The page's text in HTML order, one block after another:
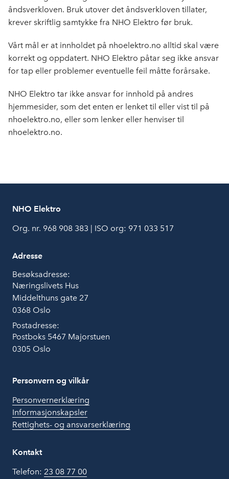
b
o
k
e
d
n
s
åndsverkloven. Bruk utover det åndsverkloven tillater,
krever skriftlig samtykke fra NHO Elektro før bruk.
Vårt mål er at innholdet på nhoelektro.no alltid skal være
korrekt og oppdatert. NHO Elektro påtar seg ikke ansvar
for tap eller problemer eventuelle feil måtte forårsake.
NHO Elektro tar ikke ansvar for innhold på andres
hjemmesider, som det enten er lenket til eller vist til på
nhoelektro.no, eller som lenker eller henviser til
nhoelektro.no.
NHO Elektro
Org. nr. 968 908 383 | ISO org: 971 033 517
Adresse
Besøksadresse:
Næringslivets Hus
Middelthuns gate 27
0368 Oslo
Postadresse:
Postboks 5467 Majorstuen
0305 Oslo
Personvern og vilkår
Personvernerklæring
Informasjonskapsler
Rettighets- og ansvarserklæring
Kontakt
Telefon: 23 08 77 00